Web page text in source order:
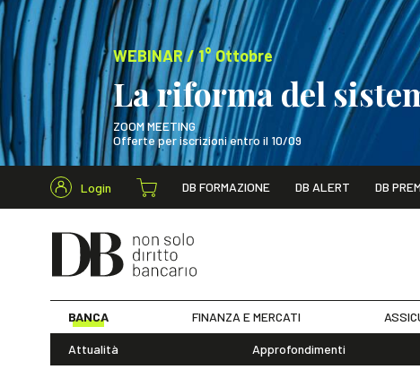
WEBINAR / 1° Ottobre
La riforma del
ZOOM MEETING
Offerte per iscrizioni entro il 10/09
WEBINAR / 1°
Login DB FORMAZIONE DB ALERT DB
BANCA FINANZA E MERCATI
Attualità Approfondimenti